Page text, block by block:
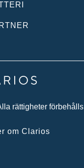
rättigheter förbehålls
om Clarios